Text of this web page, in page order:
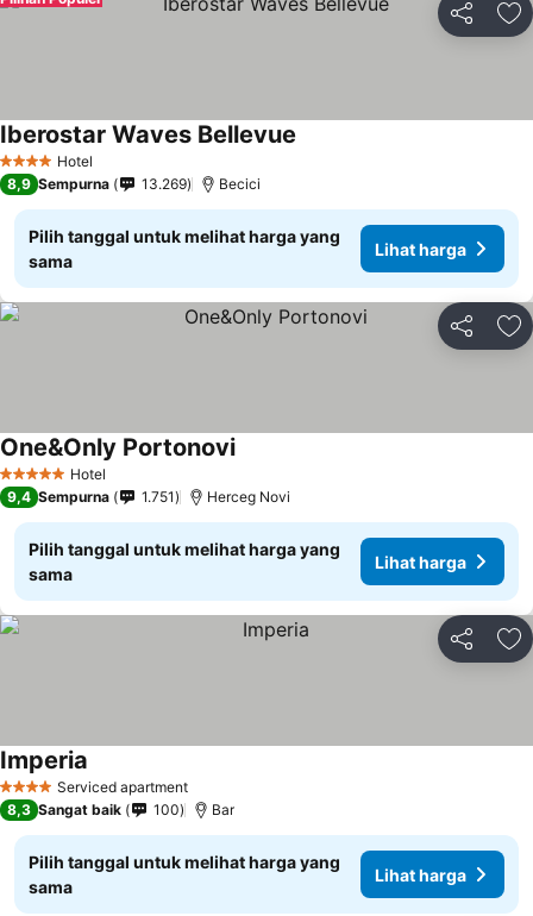
Bagikan
4 BintangHotel
Iberostar Waves Bellevue
8,9 Sempurna 13.269 Becici
Pilih tanggal untuk melihat harga yang
sama
Lihat harga
Bagikan
5 Bintang Hotel
One&Only PortonoviLihat harga
9,4 Sempurna 1.751 Herceg Novi
Pilih tanggal untuk melihat harga yang
sama
Lihat harga
Bagikan
4 BintangServiced apartment
Imperia
8,3 Sangat baik 100 Bar
Pilih tanggal untuk melihat harga yang
sama
Lihat harga